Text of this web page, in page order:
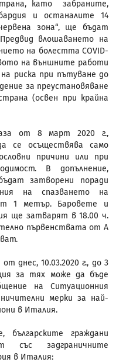
като забраните,
и останалите 14
зона“, ще бъдат
влошаването на
на болестта COVID-
на външните работи
риска при пътуване до
за преустановяване
(освен при крайна
от 8 март 2020 г.,
се осъществява само
причини или при
В допълнение,
затворени поради
на спазването на
1 метър. Баровете и
ще затварят в 18.00 ч.
първенствата от А
днес, 10.03.2020 г., до 3
за тях може да бъде
на Ситуационния
мерки за най-
в Италия.
граждани
задграничните
в Италия: